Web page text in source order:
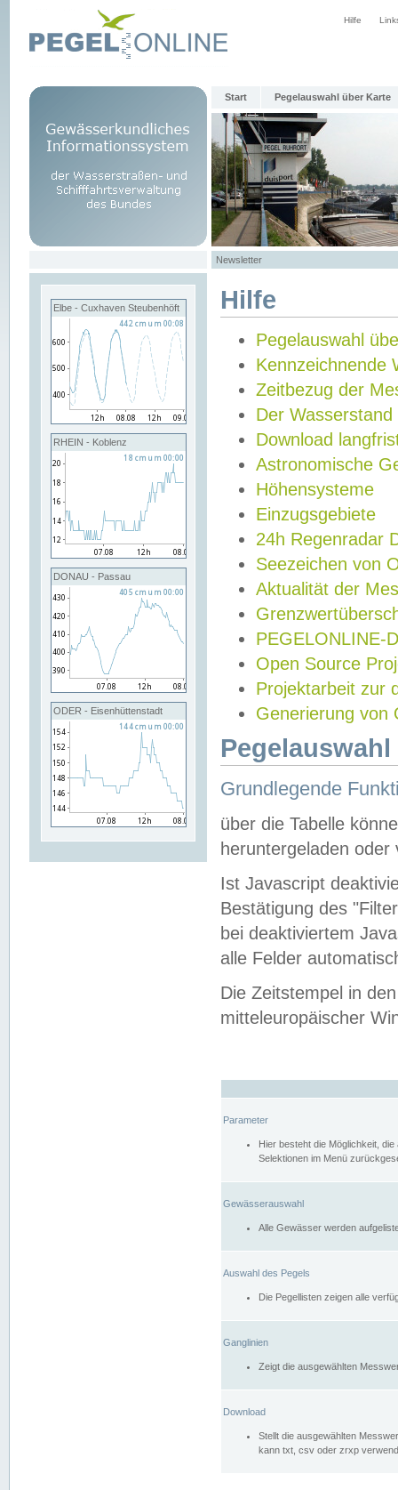
Hilfe
Start Pegelauswahl über Karte
Newsletter
Elbe - Cuxhaven Steubenhöft
RHEIN - Koblenz
DONAU - Passau
ODER - Eisenhüttenstadt
Hilfe
Pegelauswahl
Kennzeichnende
Zeitbezug der
Der Wasserstand
Download
Astronomische
Höhensysteme
Einzugsgebiete
24h Regenradar
Seezeichen von
Aktualität der
PEGELONLINE-
Open Source
Projektarbeit zur
Generierung von
Grundlegende
über die Tabelle
heruntergeladen oder
Ist Javascript
Bestätigung des
bei deaktiviertem
alle Felder
Die Zeitstempel in
mitteleuropäischer
Parameter
Hier besteht die Möglichkeit,
Selektionen im Menü
Gewässerauswahl
Alle Gewässer werden
Auswahl des Pegels
Die Pegellisten zeigen alle
Ganglinien
Zeigt die ausgewählten
Download
Stellt die ausgewählten
kann txt, csv oder zrxp